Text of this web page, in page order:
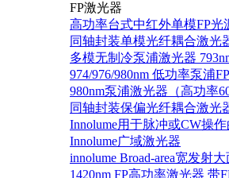
FP激光器
高功率台式中红外单模FP光
同轴封装单模光纤耦合激光
多模无制冷泵浦激光器
974/976/980nm 低功率泵浦
980nm泵浦激光器（高功率
同轴封装保偏光纤耦合激光
Innolume用于脉冲或CW操
Innolume广域激光器
innolume Broad-area宽发射
1420nm FP高功率激光器 带